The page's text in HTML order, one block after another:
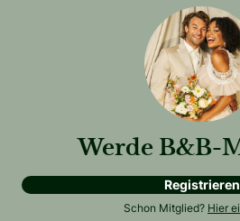
Werde B&B-
Registrieren
Schon Mitglied? Hier